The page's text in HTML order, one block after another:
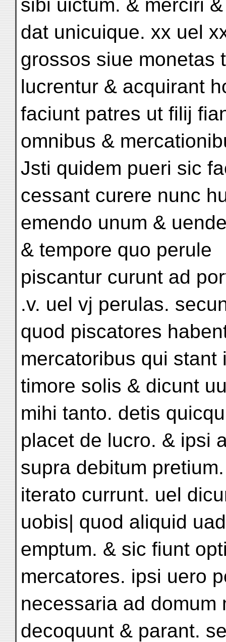
sibi uictum. & merciri
dat unicuique. xx uel
grossos siue monetas
lucrentur & acquirant
faciunt patres ut filij
omnibus &
Jsti quidem pueri sic
cessant curere nunc
emendo unum &
& tempore quo perule
piscantur curunt ad
.v. uel vj perulas.
quod piscatores
mercatoribus qui stant
timore solis & dicunt
mihi tanto. detis
placet de lucro. & ipsi
supra debitum
iterato currunt. uel
uobis| quod aliquid
emptum. & sic fiunt
mercatores. ipsi uero
necessaria ad domum
decoquunt & parant.